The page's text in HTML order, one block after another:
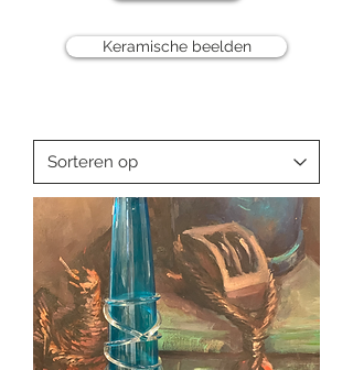
Keramische beelden